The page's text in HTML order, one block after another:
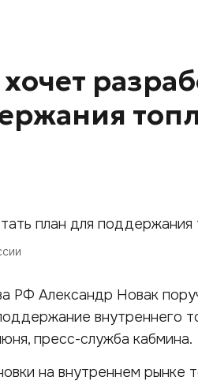
РФ Александр Новак
внутреннего
пресс-служба кабмина.
на внутреннем рынке